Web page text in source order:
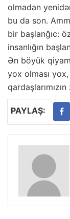
olmadan
bu da son.
bir başlanğıc:
insanlığın
Ən böyük
yox olması
PAYLAŞ: